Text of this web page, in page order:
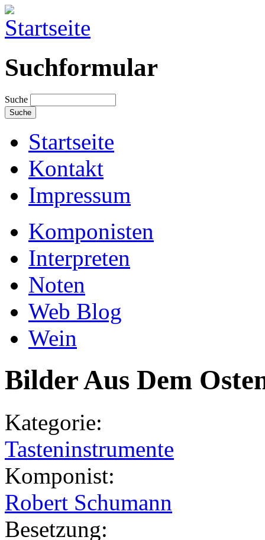
Suchformular
Suche
Startseite
Kontakt
Impressum
Komponisten
Interpreten
Noten
Web Blog
Wein
Bilder Aus Dem
Kategorie:
Tasteninstrumente
Komponist:
Robert Schumann
Besetzung: